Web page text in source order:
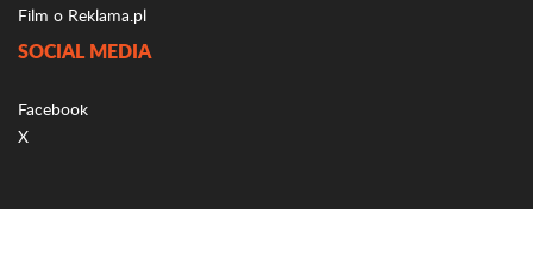
Film o Reklama.pl
SOCIAL MEDIA
Facebook
X